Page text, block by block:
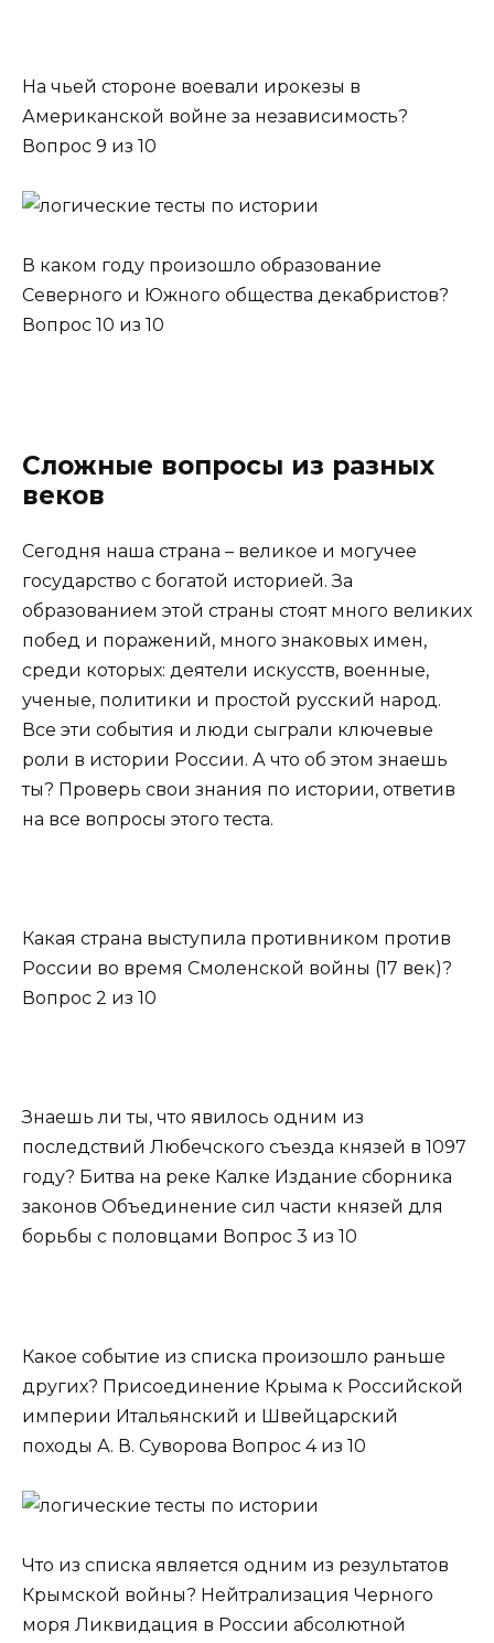
На чьей стороне воевали ирокезы в
Американской войне за независимость?
Вопрос 9 из 10
В каком году произошло образование
Северного и Южного общества декабристов?
Вопрос 10 из 10
Сложные вопросы из разных
веков
Сегодня наша страна – великое и могучее
государство с богатой историей. За
образованием этой страны стоят много великих
побед и поражений, много знаковых имен,
среди которых: деятели искусств, военные,
ученые, политики и простой русский народ.
Все эти события и люди сыграли ключевые
роли в истории России. А что об этом знаешь
ты? Проверь свои знания по истории, ответив
на все вопросы этого теста.
Какая страна выступила противником против
России во время Смоленской войны (17 век)?
Вопрос 2 из 10
Знаешь ли ты, что явилось одним из
последствий Любечского съезда князей в 1097
году? Битва на реке Калке Издание сборника
законов Объединение сил части князей для
борьбы с половцами Вопрос 3 из 10
Какое событие из списка произошло раньше
других? Присоединение Крыма к Российской
империи Итальянский и Швейцарский
походы А. В. Суворова Вопрос 4 из 10
Что из списка является одним из результатов
Крымской войны? Нейтрализация Черного
моря Ликвидация в России абсолютной